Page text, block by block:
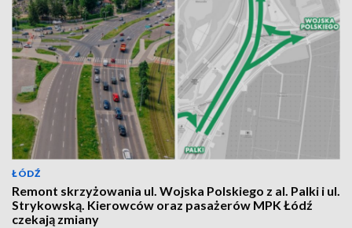
ŁÓDŹ
Remont skrzyżowania ul. Wojska Polskiego z al. Palki i ul.
Strykowską. Kierowców oraz pasażerów MPK Łódź
czekają zmiany